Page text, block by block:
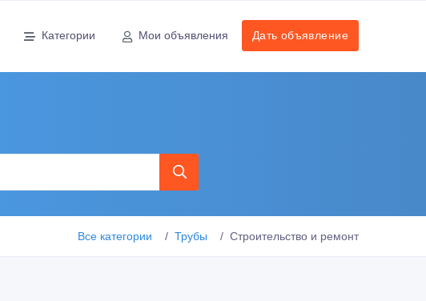
Категории Мои объявления Дать объявление
Все категории Трубы Строительство и ремонт